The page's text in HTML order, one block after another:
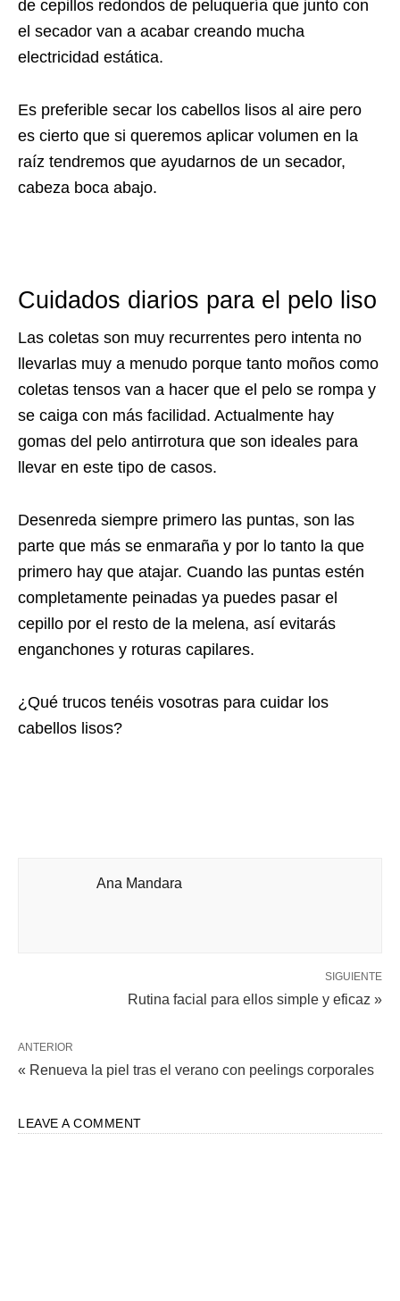
de cepillos redondos de peluquería que junto con
el secador van a acabar creando mucha
electricidad estática.
Es preferible secar los cabellos lisos al aire pero
es cierto que si queremos aplicar volumen en la
raíz tendremos que ayudarnos de un secador,
cabeza boca abajo.
Cuidados diarios para el pelo liso
Las coletas son muy recurrentes pero intenta no
llevarlas muy a menudo porque tanto moños como
coletas tensos van a hacer que el pelo se rompa y
se caiga con más facilidad. Actualmente hay
gomas del pelo antirrotura que son ideales para
llevar en este tipo de casos.
Desenreda siempre primero las puntas, son las
parte que más se enmaraña y por lo tanto la que
primero hay que atajar. Cuando las puntas estén
completamente peinadas ya puedes pasar el
cepillo por el resto de la melena, así evitarás
enganchones y roturas capilares.
¿Qué trucos tenéis vosotras para cuidar los
cabellos lisos?
Ana Mandara
SIGUIENTE
Rutina facial para ellos simple y eficaz »
ANTERIOR
« Renueva la piel tras el verano con peelings corporales
LEAVE A COMMENT